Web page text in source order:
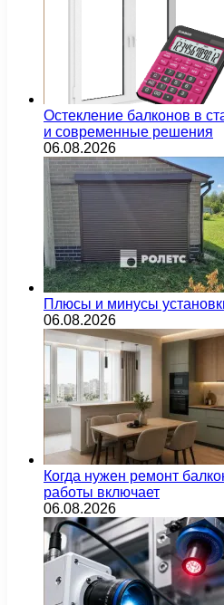
Остекление балконов в
и современные решения
06.08.2026
Плюсы и минусы
06.08.2026
Когда нужен ремонт
работы включает
06.08.2026